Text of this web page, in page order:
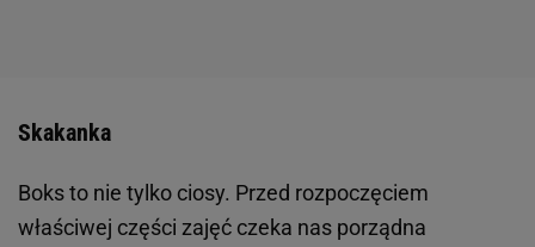
Skakanka
Boks to nie tylko ciosy. Przed rozpoczęciem
właściwej części zajęć czeka nas porządna